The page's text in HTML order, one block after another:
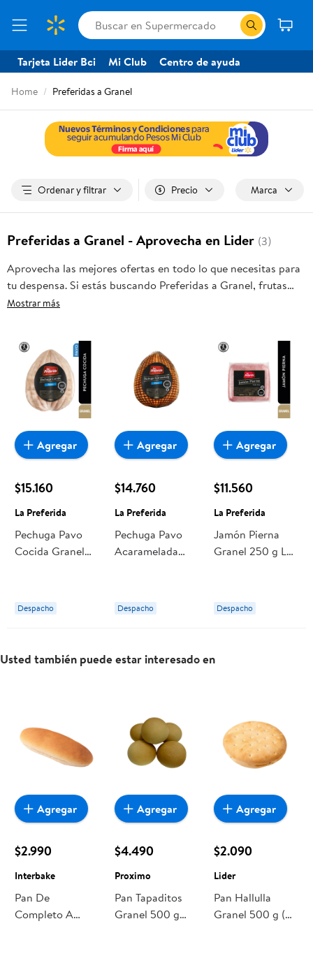
Tarjeta Lider Bci Mi Club Centro de ayuda
Home Preferidas a Granel
Ordenar y filtrar Precio Marca
Preferidas a Granel - Aprovecha en Lider (3)
Aprovecha las mejores ofertas en todo lo que necesitas para
tu despensa. Si estás buscando Preferidas a Granel, frutas
frescas, carnes, pan o productos para el hogar, aquí lo
oportunidad sea realmente conveniente para ti y tu familia.
Mostrar más
$15.160
La Preferida
Pechuga Pavo
Cocida Granel
Despacho
Agregar
$14.760
La Preferida
Pechuga Pavo
Acaramelada
Despacho
Agregar
$11.560
La Preferida
Jamón Pierna
Granel 250 g La
Despacho
Agregar
Usted también puede estar interesado en
$2.990
Interbake
Pan De
Completo A
Agregar
$4.490
Proximo
Pan Tapaditos
Granel 500 g
Agregar
$2.090
Lider
Pan Hallulla
Granel 500 g (6
Agregar